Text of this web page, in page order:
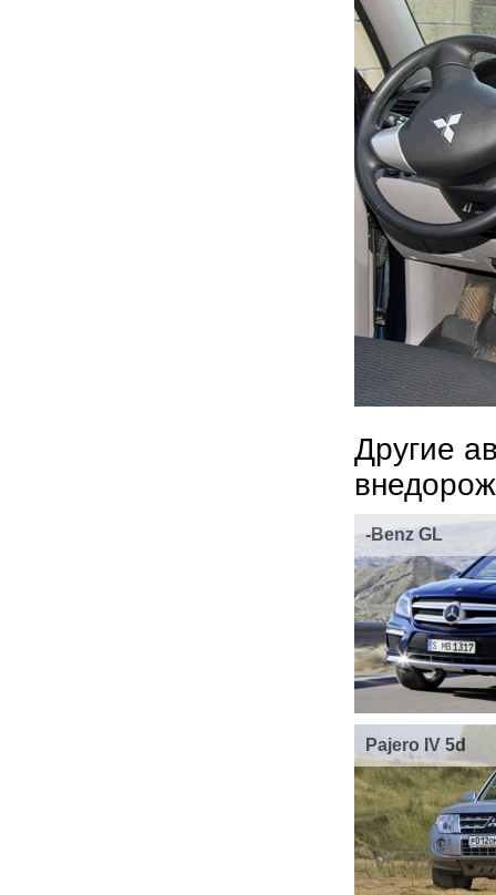
Другие
-Benz GL
Pajero IV 5d